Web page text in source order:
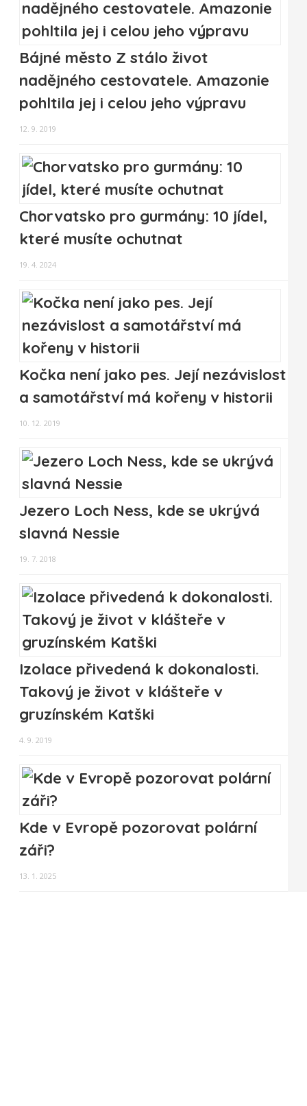
Bájné město Z stálo život
nadějného cestovatele. Amazonie
pohltila jej i celou jeho výpravu
12. 9. 2019
Chorvatsko pro gurmány: 10 jídel,
které musíte ochutnat
19. 4. 2024
Kočka není jako pes. Její nezávislost
a samotářství má kořeny v historii
10. 12. 2019
Jezero Loch Ness, kde se ukrývá
slavná Nessie
19. 7. 2018
Izolace přivedená k dokonalosti.
Takový je život v klášteře v
gruzínském Katški
4. 9. 2019
Kde v Evropě pozorovat polární
záři?
13. 1. 2025